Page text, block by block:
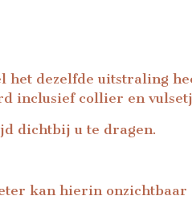
het dezelfde uitstraling
inclusief collier en
dichtbij u te dragen.
kan hierin onzichtbaar